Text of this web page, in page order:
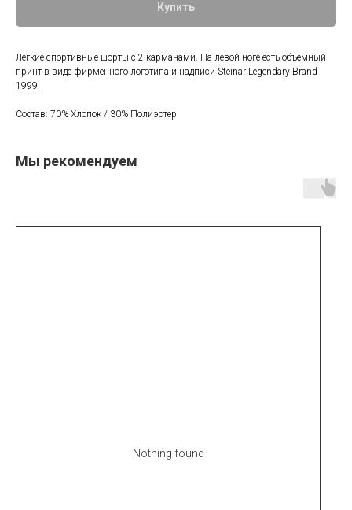
Купить
Легкие спортивные шорты с 2 карманами. На левой ноге есть объёмный
принт в виде фирменного логотипа и надписи Steinar Legendary Brand
1999.
Состав: 70% Хлопок / 30% Полиэстер
Мы рекомендуем
Nothing found